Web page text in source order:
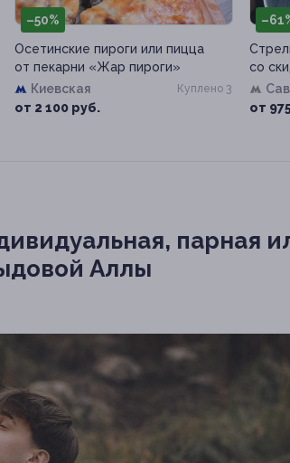
–50%
Осетинские пироги или пицца
от пекарни «Жар пироги»
Киевская
от 2 100 руб.
Куплено 3
со
от
парная
Аллы